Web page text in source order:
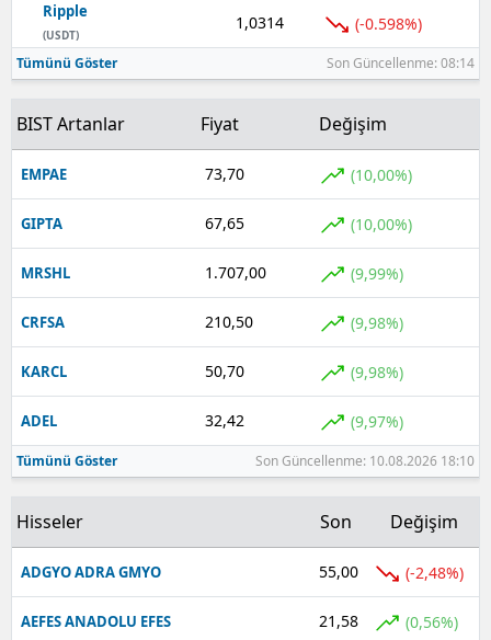
Ripple
(USDT)
1,0314 (-0.598%)
Tümünü Göster Son Güncellenme: 08:14
BIST Artanlar Fiyat Değişim
EMPAE 73,70 (10,00%)
GIPTA 67,65 (10,00%)
MRSHL 1.707,00 (9,99%)
CRFSA 210,50 (9,98%)
KARCL 50,70 (9,98%)
ADEL 32,42 (9,97%)
Tümünü Göster Son Güncellenme: 10.08.2026 18:10
Hisseler Son Değişim
ADGYO ADRA GMYO 55,00 (-2,48%)
AEFES ANADOLU EFES 21,58 (0,56%)